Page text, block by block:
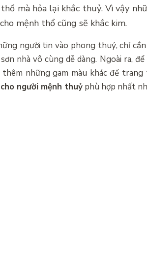
mà hỏa lại khắc thuỷ. Vì vậy
mệnh thổ cũng sẽ khắc kim.
người tin vào phong thuỷ, chỉ
nhà vô cùng dễ dàng. Ngoài ra,
những gam màu khác để trang
người mệnh thuỷ phù hợp nhất